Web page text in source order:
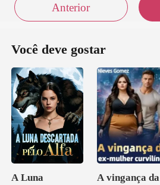
Anterior
Você deve gostar
A Luna
A vingança da